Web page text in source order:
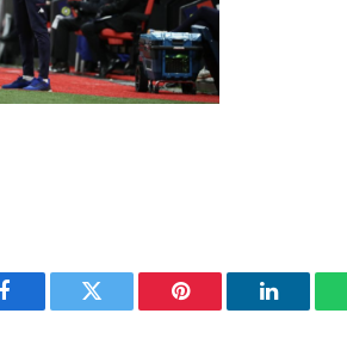
Facebook Twitter Pinterest LinkedIn